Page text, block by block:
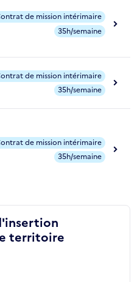
de mission intérimaire
35h/semaine
de mission intérimaire
35h/semaine
de mission intérimaire
35h/semaine
territoire